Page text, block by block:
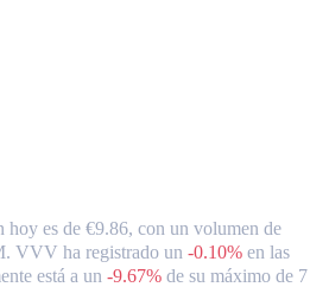
hoy es de €9.86, con un volumen de
VVV ha registrado un -0.10% en las
está a un -9.67% de su máximo de 7